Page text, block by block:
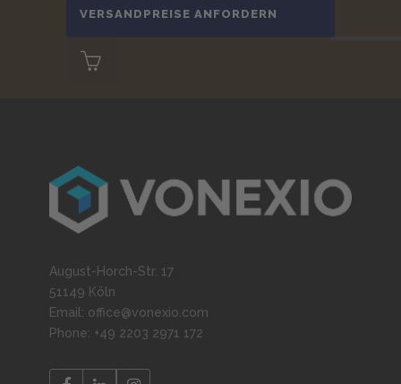
VERSANDPREISE ANFORDERN
August-Horch-Str. 17
51149 Köln
Email: office@vonexio.com
Phone: +49 2203 2971 172